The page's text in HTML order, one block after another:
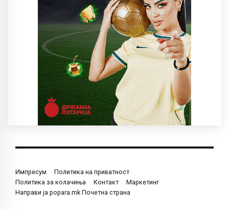
Импресум
Политика на приватност
Политика за колачиња
Контакт
Маркетинг
Направи ја popara.mk Почетна страна